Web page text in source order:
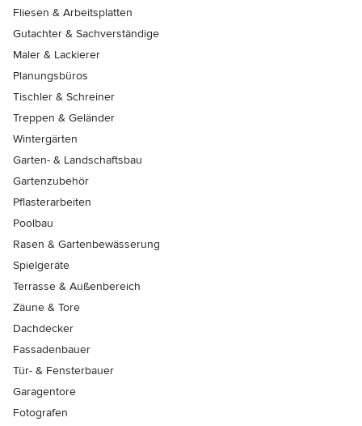
Fliesen & Arbeitsplatten
Gutachter & Sachverständige
Maler & Lackierer
Planungsbüros
Tischler & Schreiner
Treppen & Geländer
Wintergärten
Garten- & Landschaftsbau
Gartenzubehör
Pflasterarbeiten
Poolbau
Rasen & Gartenbewässerung
Spielgeräte
Terrasse & Außenbereich
Zäune & Tore
Dachdecker
Fassadenbauer
Tür- & Fensterbauer
Garagentore
Fotografen